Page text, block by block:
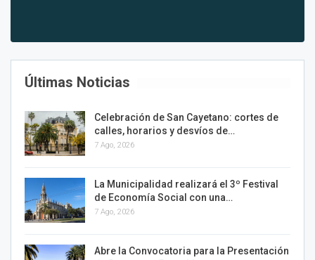
Últimas Noticias
Celebración de San Cayetano: cortes de
calles, horarios y desvíos de…
7 Ago, 2026
La Municipalidad realizará el 3º Festival
de Economía Social con una…
7 Ago, 2026
Abre la Convocatoria para la Presentación